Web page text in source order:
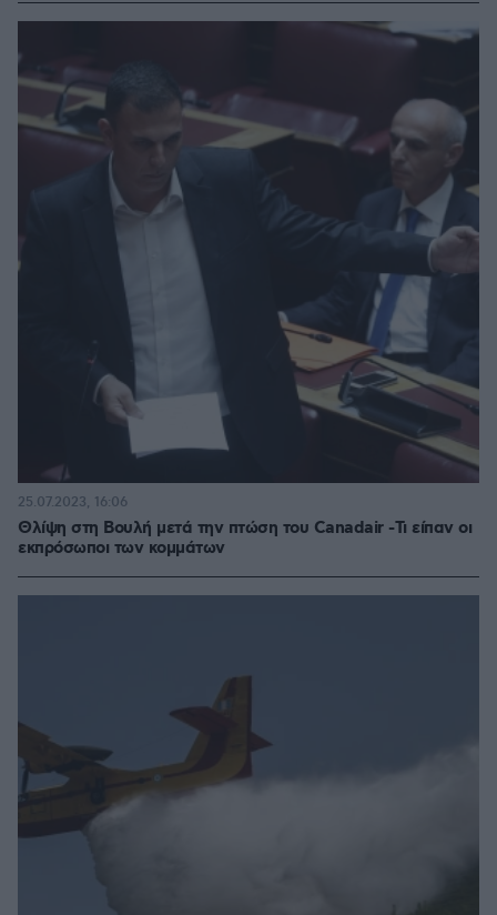
Θλίψη στη Βουλή μετά την πτώση του Canadair -Τι είπαν οι
εκπρόσωποι των κομμάτων
25.07.2023, 16:06